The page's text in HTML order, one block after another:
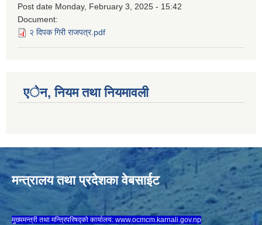
Post date Monday, February 3, 2025 - 15:42
Document:
२ दिपक गिरी राजपत्र.pdf
एेन, नियम तथा नियमावली
मन्त्रालय तथा प्रदेशका वेबसाईट
मुख्यमन्त्री तथा मन्त्रिपरिषद्को कार्यालय: www.ocmcm.karnali.gov.np